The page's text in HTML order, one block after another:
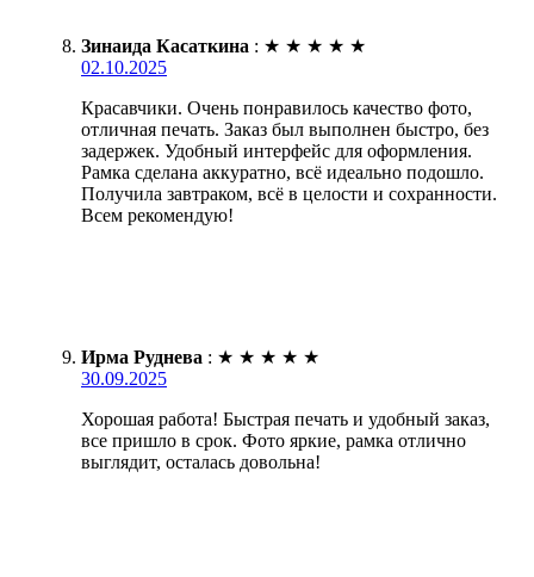
Зинаида Касаткина : ★ ★ ★ ★ ★
02.10.2025
Красавчики. Очень понравилось качество фото,
отличная печать. Заказ был выполнен быстро, без
задержек. Удобный интерфейс для оформления.
Рамка сделана аккуратно, всё идеально подошло.
Получила завтраком, всё в целости и сохранности.
Всем рекомендую!
Ирма Руднева : ★ ★ ★ ★ ★
30.09.2025
Хорошая работа! Быстрая печать и удобный заказ,
все пришло в срок. Фото яркие, рамка отлично
выглядит, осталась довольна!